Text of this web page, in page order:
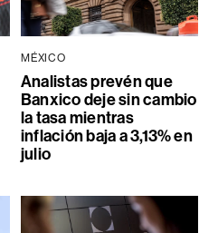
MÉXICO
Analistas prevén que
Banxico deje sin cambio
la tasa mientras
inflación baja a 3,13% en
julio